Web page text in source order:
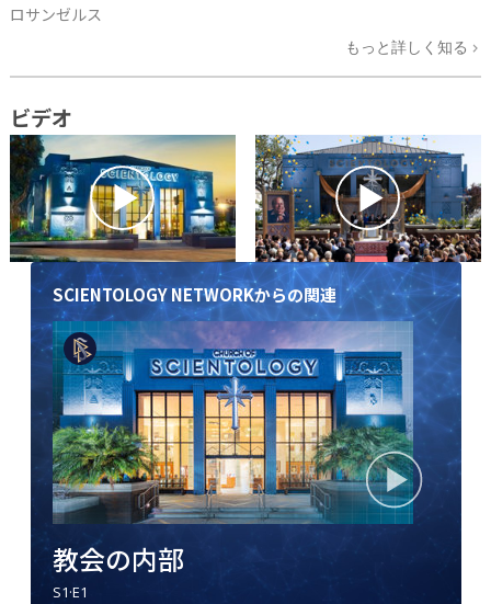
ロサンゼルス
もっと詳しく知る
ビデオ
SCIENTOLOGY NETWORKからの関連
教会の内部
S1·E1